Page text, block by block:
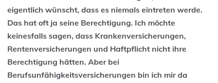
eigentlich wünscht, dass es niemals eintreten werde.
Das hat oft ja seine Berechtigung. Ich möchte
keinesfalls sagen, dass Krankenversicherungen,
Rentenversicherungen und Haftpflicht nicht ihre
Berechtigung hätten. Aber bei
Berufsunfähigkeitsversicherungen bin ich mir da